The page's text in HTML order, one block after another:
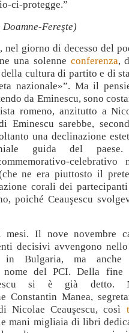
ci-protegge.”
Fereşte)
nel giorno di decesso del
una solenne conferenza,
cultura di partito e di
nazionale»”. Ma il
da Eminescu, sono
romeno, anzitutto a
Eminescu sarebbe,
una declinazione
guida del paese.
celebrativo
ne era piuttosto il
corali dei
poiché Ceauşescu
mesi. Il nove novembre
decisivi avvengono nello
in Bulgaria, ma
nome del PCI. Della fine
si è già detto.
Constantin Manea,
Nicolae Ceauşescu, così
mani migliaia di libri